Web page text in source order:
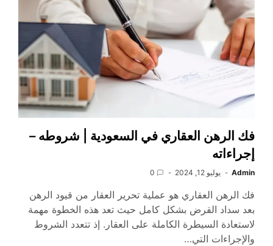
فك الرهن العقاري في السعودية | شروطه –
إجراءاته
Admin يوليو 12, 2024 0
فك الرهن العقاري هو عملية تحرير العقار من قيود الرهن
بعد سداد القرض بشكل كامل حيث تعد هذه الخطوة مهمة
لاستعادة السيطرة الكاملة على العقار. إذ تتعدد الشروط
والإجراءات التي…